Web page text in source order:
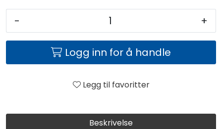
Beskrivelse
- +
Logg inn for å handle
Legg til favoritter